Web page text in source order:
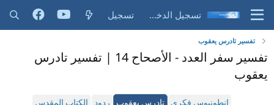
تسجيل الدخول تسجيل
تفسير تادرس يعقوب
تفسير سفر العدد - الأصحاح 14 | تفسير تادرس
يعقوب
انطونيوس فكري تادرس يعقوب ردود الكتاب المقدس